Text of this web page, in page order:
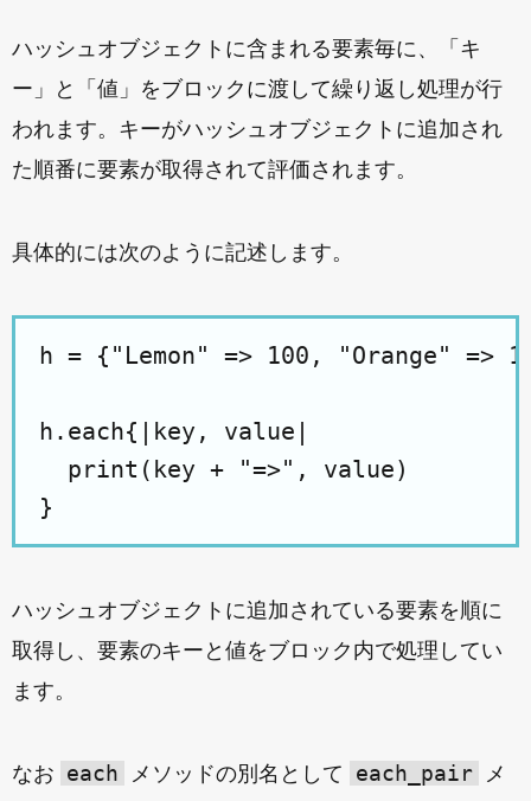
ハッシュオブジェクトに含まれる要素毎に、「キ
ー」と「値」をブロックに渡して繰り返し処理が行
われます。キーがハッシュオブジェクトに追加され
た順番に要素が取得されて評価されます。
具体的には次のように記述します。
h = {"Lemon" => 100, "Orange" =>
h.each{|key, value|
  print(key + "=>", value)
ハッシュオブジェクトに追加されている要素を順に
取得し、要素のキーと値をブロック内で処理してい
ます。
なお each メソッドの別名として each_pair メ